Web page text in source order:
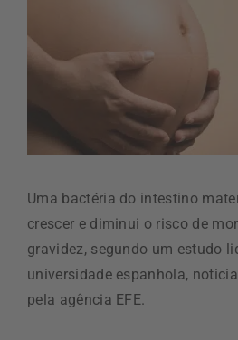
Uma bactéria do intestino
crescer e diminui o risco de
gravidez, segundo um estudo
universidade espanhola,
pela agência EFE.